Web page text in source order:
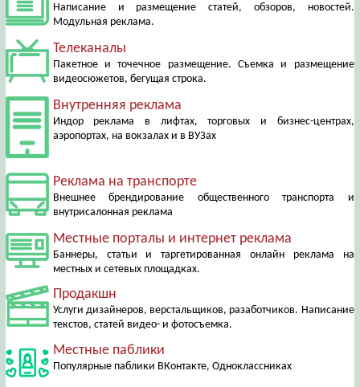
Написание и размещение статей, обзоров, новостей.
Модульная реклама.
Телеканалы
Пакетное и точечное размещение. Съемка и размещение
видеосюжетов, бегущая строка.
Внутренняя реклама
Индор реклама в лифтах, торговых и бизнес-центрах,
аэропортах, на вокзалах и в ВУЗах
Реклама на транспорте
Внешнее брендирование общественного транспорта и
внутрисалонная реклама
Местные порталы и интернет реклама
Баннеры, статьи и таргетированная онлайн реклама на
местных и сетевых площадках.
Продакшн
Услуги дизайнеров, верстальщиков, разаботчиков. Написание
текстов, статей видео- и фотосъемка.
Местные паблики
Популярные паблики ВКонтакте, Одноклассниках